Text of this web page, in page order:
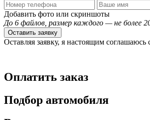
Добавить фото или скриншоты
До 6 файлов, размер каждого — не более
Оставить заявку
Оставляя заявку, я настоящим соглашаюсь
Оплатить заказ
Подбор автомобиля